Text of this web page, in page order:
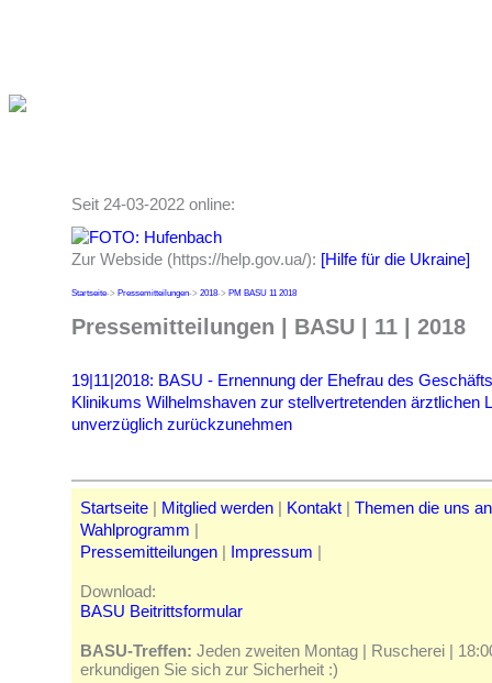
Seit 24-03-2022 online:
Zur Webside (https://help.gov.ua/): [Hilfe für die Ukraine]
Startseite-> Pressemitteilungen-> 2018-> PM BASU 11 2018
Pressemitteilungen | BASU | 11 | 2018
19|11|2018: BASU - Ernennung der Ehefrau des
Klinikums Wilhelmshaven zur stellvertretenden ärztlichen
unverzüglich zurückzunehmen
Startseite | Mitglied werden | Kontakt | Themen die uns
Wahlprogramm |
Pressemitteilungen | Impressum |
Download:
BASU Beitrittsformular
BASU-Treffen: Jeden zweiten Montag | Ruscherei |
erkundigen Sie sich zur Sicherheit :)